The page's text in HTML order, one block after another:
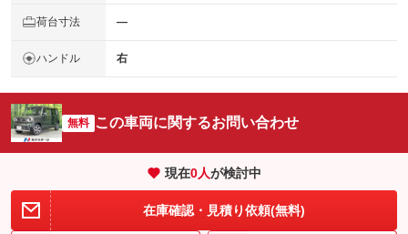
荷台寸法 ―
ハンドル 右
無料 この車両に関するお問い合わせ
現在0人が検討中
在庫確認・見積り依頼(無料)